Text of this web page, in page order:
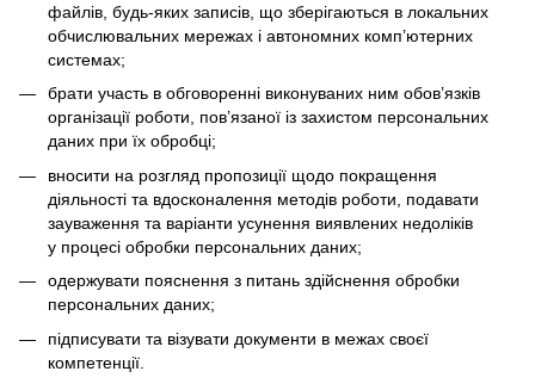
файлів, будь-яких записів, що зберігаються в локальних
обчислювальних мережах і автономних комп’ютерних
системах;
брати участь в обговоренні виконуваних ним обов’язків
організації роботи, пов’язаної із захистом персональних
даних при їх обробці;
вносити на розгляд пропозиції щодо покращення
діяльності та вдосконалення методів роботи, подавати
зауваження та варіанти усунення виявлених недоліків
у процесі обробки персональних даних;
одержувати пояснення з питань здійснення обробки
персональних даних;
підписувати та візувати документи в межах своєї
компетенції.